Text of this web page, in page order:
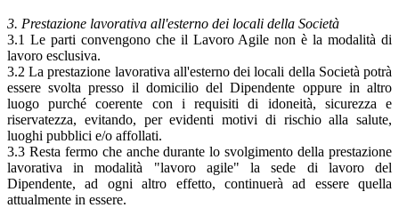
3. Prestazione lavorativa all'esterno dei locali della Società
3.1 Le parti convengono che il Lavoro Agile non è la modalità di
lavoro esclusiva.
3.2 La prestazione lavorativa all'esterno dei locali della Società potrà
essere svolta presso il domicilio del Dipendente oppure in altro
luogo purché coerente con i requisiti di idoneità, sicurezza e
riservatezza, evitando, per evidenti motivi di rischio alla salute,
luoghi pubblici e/o affollati.
3.3 Resta fermo che anche durante lo svolgimento della prestazione
lavorativa in modalità "lavoro agile" la sede di lavoro del
Dipendente, ad ogni altro effetto, continuerà ad essere quella
attualmente in essere.